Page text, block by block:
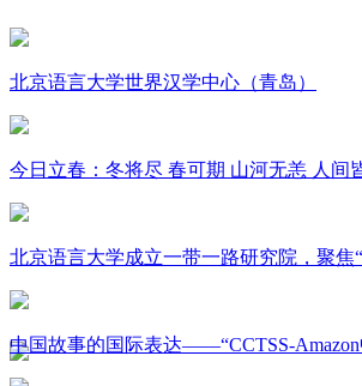
北京语言大学世界汉学中心（青岛）
今日立春：冬将尽 春可期 山河无恙 人间
北京语言大学成立一带一路研究院，聚焦
中国故事的国际表达——“CCTSS-